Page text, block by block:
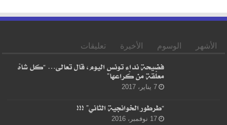
الأشهر الوسوم الأخيرة تعليقات
فضيحة نداء تونس اليوم، قال تعالى… “كل شاهْ
معلّقة من كْراعها”
7 يناير، 2017
“طرطور الخوانجية الثاني” !!!
17 نوفمبر، 2016